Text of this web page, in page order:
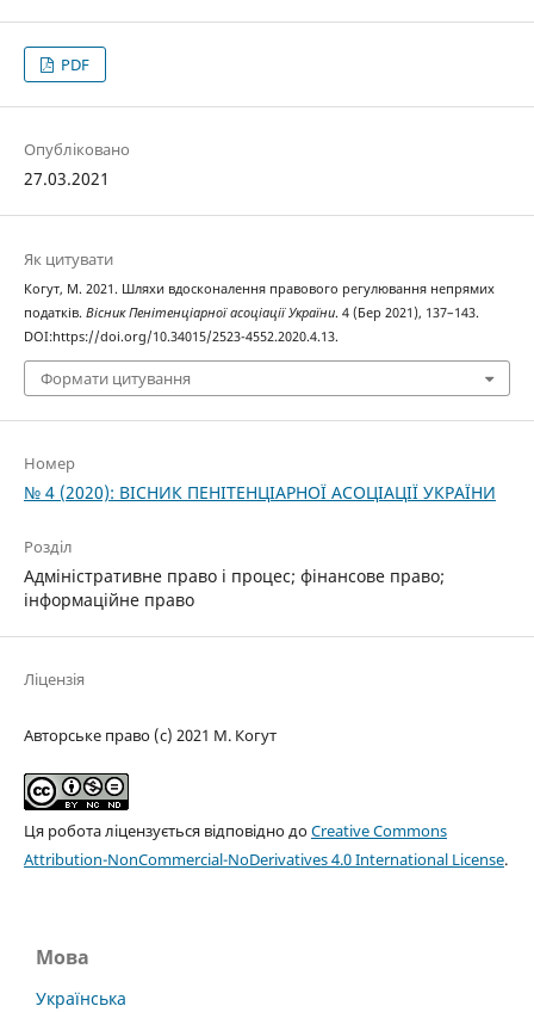
PDF
Опубліковано
27.03.2021
Як цитувати
Когут, М. 2021. Шляхи вдосконалення правового регулювання непрямих
податків. Вісник Пенітенціарної асоціації України. 4 (Бер 2021), 137–143.
DOI:https://doi.org/10.34015/2523-4552.2020.4.13.
Формати цитування
Номер
№ 4 (2020): ВІСНИК ПЕНІТЕНЦІАРНОЇ АСОЦІАЦІЇ УКРАЇНИ
Розділ
Адміністративне право і процес; фінансове право;
інформаційне право
Ліцензія
Авторське право (c) 2021 М. Когут
Ця робота ліцензується відповідно доCreative Commons
Attribution-NonCommercial-NoDerivatives 4.0 International License.
Мова
Українська